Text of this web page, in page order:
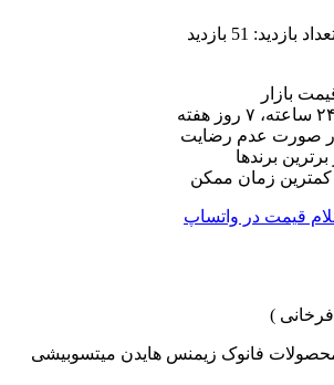
بازدید: 51 بازدید
بازار
صورت عدم رضایت
برندها
کمترین زمان ممکن
قیمت در واتساپ
)
فانوک زیمنس هایدن میتسوبیشی